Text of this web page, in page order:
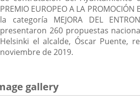
PREMIO EUROPEO A LA PROMOCIÓN
la categoría MEJORA DEL
presentaron 260 propuestas
Helsinki el alcalde, Óscar Puente,
noviembre de 2019.
gallery